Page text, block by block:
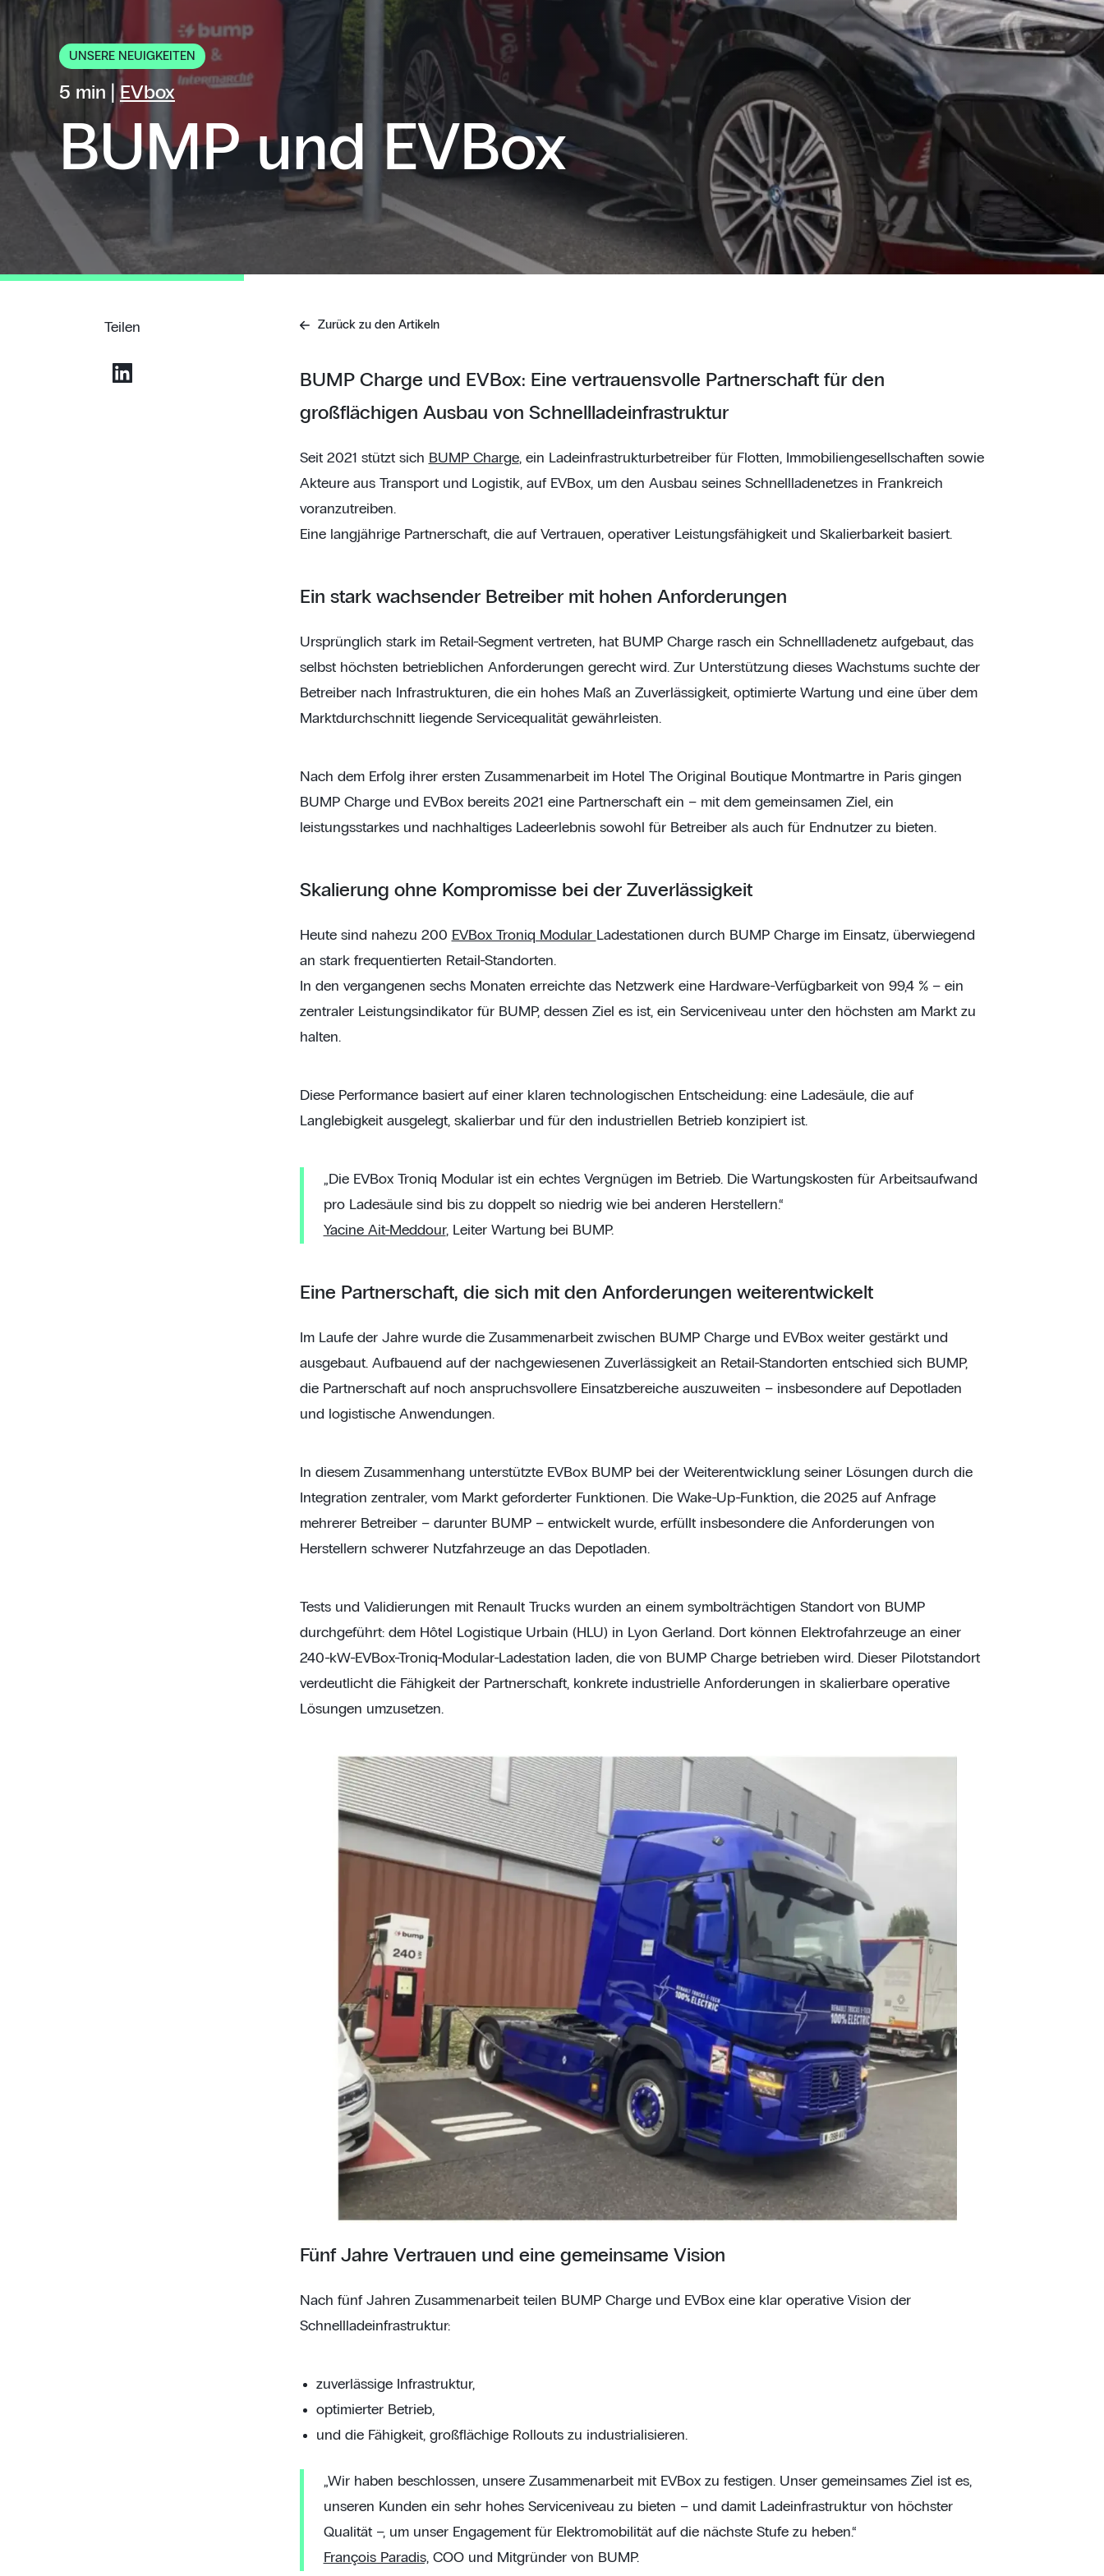
UNSERE NEUIGKEITEN
5 min |EVbox
BUMP und EVBox
Teilen Zurück zu den Artikeln
BUMP Charge und EVBox: Eine vertrauensvolle Partnerschaft für den
großflächigen Ausbau von Schnellladeinfrastruktur
Seit 2021 stützt sich BUMP Charge, ein Ladeinfrastrukturbetreiber für Flotten, Immobiliengesellschaften sowie
Akteure aus Transport und Logistik, auf EVBox, um den Ausbau seines Schnellladenetzes in Frankreich
voranzutreiben.
Eine langjährige Partnerschaft, die auf Vertrauen, operativer Leistungsfähigkeit und Skalierbarkeit basiert.
Ein stark wachsender Betreiber mit hohen Anforderungen
Ursprünglich stark im Retail-Segment vertreten, hat BUMP Charge rasch ein Schnellladenetz aufgebaut, das
selbst höchsten betrieblichen Anforderungen gerecht wird. Zur Unterstützung dieses Wachstums suchte der
Betreiber nach Infrastrukturen, die ein hohes Maß an Zuverlässigkeit, optimierte Wartung und eine über dem
Marktdurchschnitt liegende Servicequalität gewährleisten.
Nach dem Erfolg ihrer ersten Zusammenarbeit im Hotel The Original Boutique Montmartre in Paris gingen
BUMP Charge und EVBox bereits 2021 eine Partnerschaft ein – mit dem gemeinsamen Ziel, ein
leistungsstarkes und nachhaltiges Ladeerlebnis sowohl für Betreiber als auch für Endnutzer zu bieten.
Skalierung ohne Kompromisse bei der Zuverlässigkeit
Heute sind nahezu 200 EVBox Troniq Modular Ladestationen durch BUMP Charge im Einsatz, überwiegend
an stark frequentierten Retail-Standorten.
In den vergangenen sechs Monaten erreichte das Netzwerk eine Hardware-Verfügbarkeit von 99,4 % – ein
zentraler Leistungsindikator für BUMP, dessen Ziel es ist, ein Serviceniveau unter den höchsten am Markt zu
halten.
Diese Performance basiert auf einer klaren technologischen Entscheidung: eine Ladesäule, die auf
Langlebigkeit ausgelegt, skalierbar und für den industriellen Betrieb konzipiert ist.
„Die EVBox Troniq Modular ist ein echtes Vergnügen im Betrieb. Die Wartungskosten für Arbeitsaufwand
pro Ladesäule sind bis zu doppelt so niedrig wie bei anderen Herstellern.“
Yacine Ait-Meddour, Leiter Wartung bei BUMP.
Eine Partnerschaft, die sich mit den Anforderungen weiterentwickelt
Im Laufe der Jahre wurde die Zusammenarbeit zwischen BUMP Charge und EVBox weiter gestärkt und
ausgebaut. Aufbauend auf der nachgewiesenen Zuverlässigkeit an Retail-Standorten entschied sich BUMP,
die Partnerschaft auf noch anspruchsvollere Einsatzbereiche auszuweiten – insbesondere auf Depotladen
und logistische Anwendungen.
In diesem Zusammenhang unterstützte EVBox BUMP bei der Weiterentwicklung seiner Lösungen durch die
Integration zentraler, vom Markt geforderter Funktionen. Die Wake-Up-Funktion, die 2025 auf Anfrage
mehrerer Betreiber – darunter BUMP – entwickelt wurde, erfüllt insbesondere die Anforderungen von
Herstellern schwerer Nutzfahrzeuge an das Depotladen.
Tests und Validierungen mit Renault Trucks wurden an einem symbolträchtigen Standort von BUMP
durchgeführt: dem Hôtel Logistique Urbain (HLU) in Lyon Gerland. Dort können Elektrofahrzeuge an einer
240-kW-EVBox-Troniq-Modular-Ladestation laden, die von BUMP Charge betrieben wird. Dieser Pilotstandort
verdeutlicht die Fähigkeit der Partnerschaft, konkrete industrielle Anforderungen in skalierbare operative
Lösungen umzusetzen.
Fünf Jahre Vertrauen und eine gemeinsame Vision
Nach fünf Jahren Zusammenarbeit teilen BUMP Charge und EVBox eine klar operative Vision der
Schnellladeinfrastruktur:
zuverlässige Infrastruktur,
optimierter Betrieb,
und die Fähigkeit, großflächige Rollouts zu industrialisieren.
„Wir haben beschlossen, unsere Zusammenarbeit mit EVBox zu festigen. Unser gemeinsames Ziel ist es,
unseren Kunden ein sehr hohes Serviceniveau zu bieten – und damit Ladeinfrastruktur von höchster
Qualität –, um unser Engagement für Elektromobilität auf die nächste Stufe zu heben.“
François Paradis, COO und Mitgründer von BUMP.